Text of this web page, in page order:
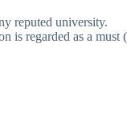
reputed university.
is regarded as a